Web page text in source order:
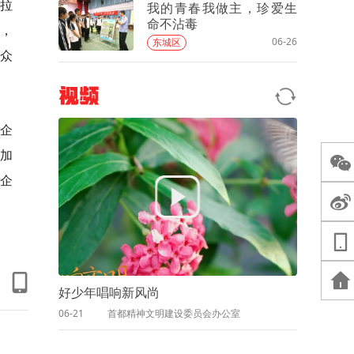
我的青春我做主，珍爱生
命不沾毒
东城区 06-26
视频
好少年唱响新风尚
06-21 首都精神文明建设委员会办公室